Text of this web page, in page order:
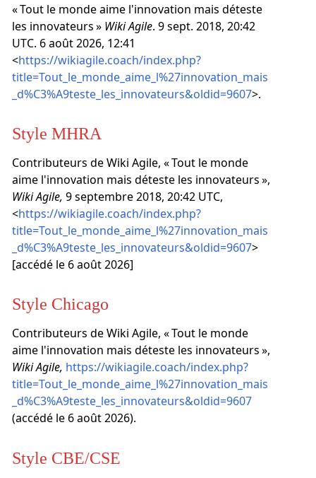
« Tout le monde aime l'innovation mais déteste
les innovateurs » Wiki Agile. 9 sept. 2018, 20:42
UTC. 6 août 2026, 12:41
<https://wikiagile.coach/index.php?
title=Tout_le_monde_aime_l%27innovation_mais
_d%C3%A9teste_les_innovateurs&oldid=9607>.
Style MHRA
Contributeurs de Wiki Agile, « Tout le monde
aime l'innovation mais déteste les innovateurs »,
Wiki Agile, 9 septembre 2018, 20:42 UTC,
<https://wikiagile.coach/index.php?
title=Tout_le_monde_aime_l%27innovation_mais
_d%C3%A9teste_les_innovateurs&oldid=9607>
[accédé le 6 août 2026]
Style Chicago
Contributeurs de Wiki Agile, « Tout le monde
aime l'innovation mais déteste les innovateurs »,
Wiki Agile, https://wikiagile.coach/index.php?
title=Tout_le_monde_aime_l%27innovation_mais
_d%C3%A9teste_les_innovateurs&oldid=9607
(accédé le 6 août 2026).
Style CBE/CSE